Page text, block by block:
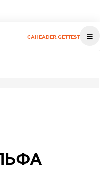
CAHEADER.GETTEST